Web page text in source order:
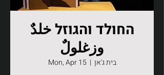
החולד והגוזל خلدٌ
وزغلولٌ
Mon, Apr 15
  |
בית ג'אן